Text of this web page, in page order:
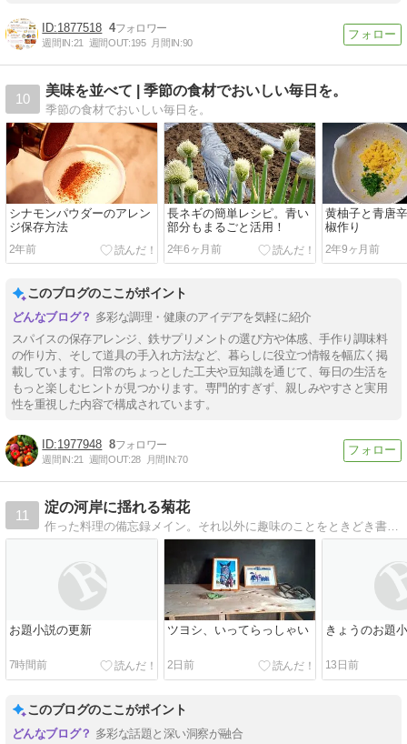
1877518 4
週間IN:21 週間OUT:195 月間IN:90
10
美味を並べて | 季節の食材でおいしい毎日を。
季節の食材でおいしい毎日を。
シナモンパウダーのアレン
ジ保存方法
2年前
長ネギの簡単レシピ。青い
部分もまるごと活用！
2年6ヶ月前
黄柚子と青唐
椒作り
2年9ヶ月前
このブログのここがポイント
多彩な調理・健康のアイデアを気軽に紹介
スパイスの保存アレンジ、鉄サプリメントの選び方や体感、手作り調味料
の作り方、そして道具の手入れ方法など、暮らしに役立つ情報を幅広く掲
載しています。日常のちょっとした工夫や豆知識を通じて、毎日の生活を
もっと楽しむヒントが見つかります。専門的すぎず、親しみやすさと実用
性を重視した内容で構成されています。
1977948 8
週間IN:21 週間OUT:28 月間IN:70
11
淀の河岸に揺れる菊花
作った料理の備忘録メイン。それ以外に趣味のことをときどき書いています。
お題小説の更新
7時間前
ツヨシ、いってらっしゃい
2日前
きょうのお題
13日前
このブログのここがポイント
多彩な話題と深い洞察が融合